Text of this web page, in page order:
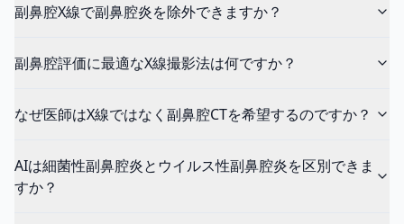
副鼻腔X線で副鼻腔炎を除外できますか？
副鼻腔評価に最適なX線撮影法は何ですか？
なぜ医師はX線ではなく副鼻腔CTを希望するのですか？
AIは細菌性副鼻腔炎とウイルス性副鼻腔炎を区別できま
すか？